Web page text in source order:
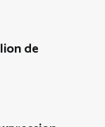
de